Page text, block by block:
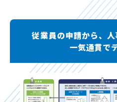
従業員の申請から、
一気通貫で